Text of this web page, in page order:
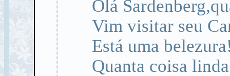
Olá
Vim visitar seu
Está uma
Quanta coisa